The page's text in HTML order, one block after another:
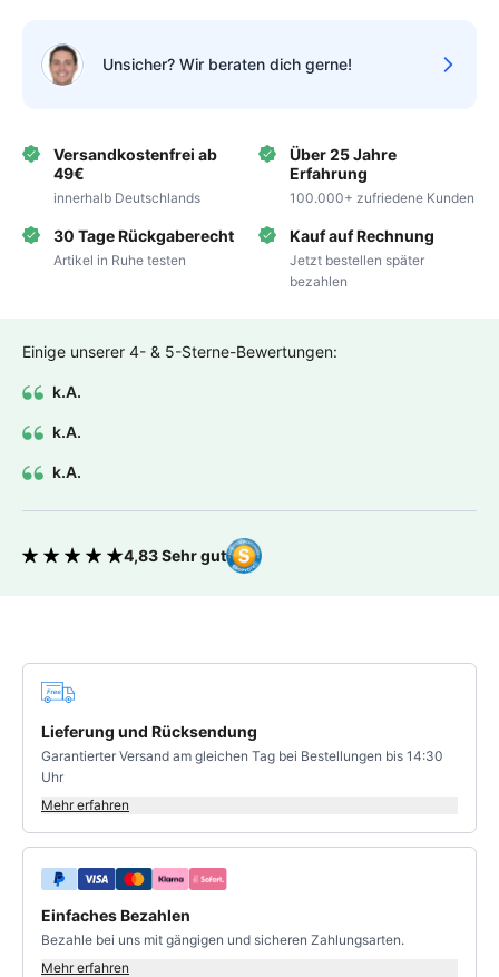
Unsicher? Wir beraten dich gerne!
Versandkostenfrei ab
49€
innerhalb Deutschlands
Über 25 Jahre
Erfahrung
100.000+ zufriedene Kunden
30 Tage Rückgaberecht
Artikel in Ruhe testen
Kauf auf Rechnung
Jetzt bestellen später
bezahlen
Einige unserer 4- & 5-Sterne-Bewertungen:
k.A.
k.A.
k.A.
Bewertung 4.83 von 5 Sternen
4,83 Sehr gut
Deine Vorteile
Lieferung und Rücksendung
Garantierter Versand am gleichen Tag bei Bestellungen bis 14:30
Uhr
Mehr erfahren
Einfaches Bezahlen
Bezahle bei uns mit gängigen und sicheren Zahlungsarten.
Mehr erfahren